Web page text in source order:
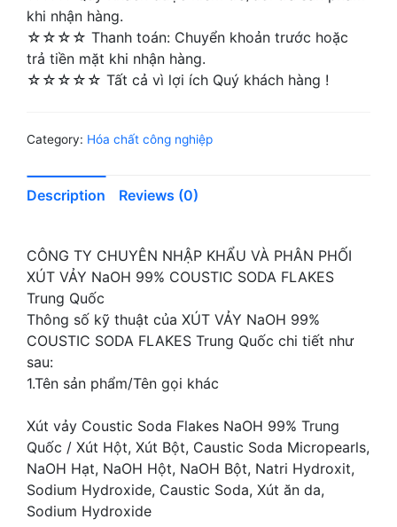
khi nhận hàng.
☆☆☆☆ Thanh toán: Chuyển khoản trước hoặc
trả tiền mặt khi nhận hàng.
☆☆☆☆☆ Tất cả vì lợi ích Quý khách hàng !
Category: Hóa chất công nghiệp
Description Reviews (0)
CÔNG TY CHUYÊN NHẬP KHẨU VÀ PHÂN PHỐI
XÚT VẢY NaOH 99% COUSTIC SODA FLAKES
Trung Quốc
Thông số kỹ thuật của XÚT VẢY NaOH 99%
COUSTIC SODA FLAKES Trung Quốc chi tiết như
sau:
1.Tên sản phẩm/Tên gọi khác
Xút vảy Coustic Soda Flakes NaOH 99% Trung
Quốc / Xút Hột, Xút Bột, Caustic Soda Micropearls,
NaOH Hạt, NaOH Hột, NaOH Bột, Natri Hydroxit,
Sodium Hydroxide, Caustic Soda, Xút ăn da,
Sodium Hydroxide